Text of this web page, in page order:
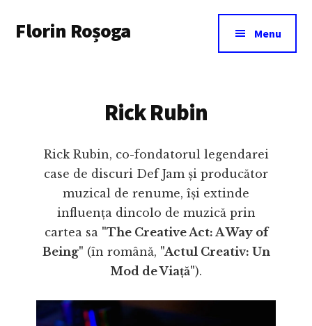
main
menu
Florin Roșoga Menu
Rick Rubin
Rick Rubin, co-fondatorul legendarei
case de discuri Def Jam și producător
muzical de renume, își extinde
influența dincolo de muzică prin
cartea sa "The Creative Act: A Way of
Being" (în română, "Actul Creativ: Un
Mod de Viață").